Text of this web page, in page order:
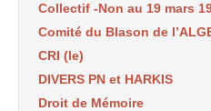
Collectif -Non au 19 mars
Comité du Blason de
CRI (le)
DIVERS PN et HARKIS
Droit de Mémoire